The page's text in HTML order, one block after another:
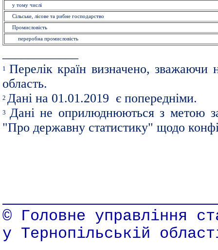
у тому числі
Сільське, лісове та рибне господарство
Промисловість
переробна промисловість
1 Перелік країн визначено, зважаючи
область.
2 Дані на 01.01.2019 є попередніми.
3 Дані не оприлюднюються з метою
"Про державну статистику" щодо
© Головне управління
у Тернопільській